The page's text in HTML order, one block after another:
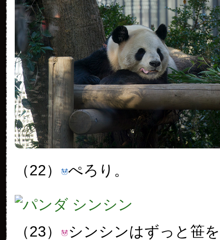
（22） ぺろり。
（23） シンシンはずっと笹